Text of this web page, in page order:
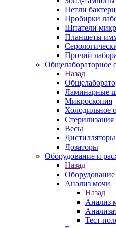
Петли
Пробирки
Шпатели
Планшеты
Прочий
Общелабораторное
Назад
Ламинарные
Микроскопия
Холодильное
Стерилизация
Весы
Дистилляторы
Дозаторы
Оборудование и
Назад
Анализ мочи
Назад
Анализ
Тест